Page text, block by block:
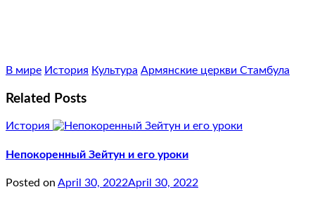
В мире История Культура Армянские церкви Стамбула
Related Posts
История
Непокоренный Зейтун и его уроки
Posted on April 30, 2022April 30, 2022